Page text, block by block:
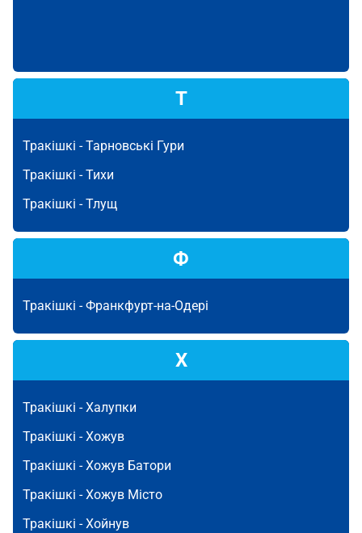
Т
Тракішкі -Тарновські Гури
Тракішкі -Тихи
Тракішкі -Тлущ
Ф
Тракішкі -Франкфурт-на-Одері
Х
Тракішкі -Халупки
Тракішкі -Хожув
Тракішкі -Хожув Батори
Тракішкі -Хожув Місто
Тракішкі -Хойнув